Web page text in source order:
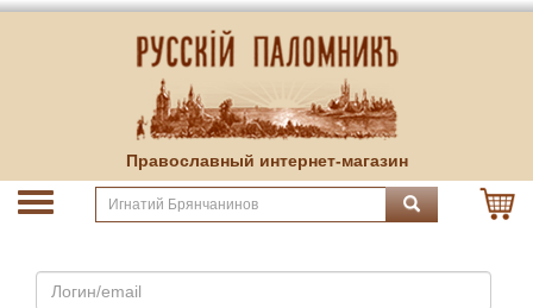
Православный интернет-магазин
Email